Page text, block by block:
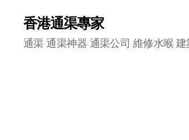
香港通渠專家
通渠 通渠神器 通渠公司 維修水喉